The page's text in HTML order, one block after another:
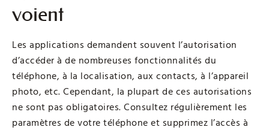
voient
Les applications demandent souvent l’autorisation
d’accéder à de nombreuses fonctionnalités du
téléphone, à la localisation, aux contacts, à l’appareil
photo, etc. Cependant, la plupart de ces autorisations
ne sont pas obligatoires. Consultez régulièrement les
paramètres de votre téléphone et supprimez l’accès à